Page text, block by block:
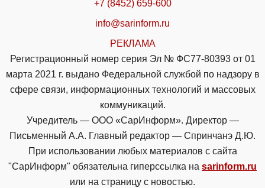
+7 (8452) 659-600
info@sarinform.ru
РЕКЛАМА
Регистрационный номер серия Эл № ФС77-80393 от 01
марта 2021 г. выдано Федеральной службой по надзору в
сфере связи, информационных технологий и массовых
коммуникаций.
Учредитель — ООО «СарИнформ». Директор —
Письменный А.А. Главный редактор — Спринчанэ Д.Ю.
При использовании любых материалов с сайта
"СарИнформ" обязательна гиперссылка на sarinform.ru
или на страницу с новостью.